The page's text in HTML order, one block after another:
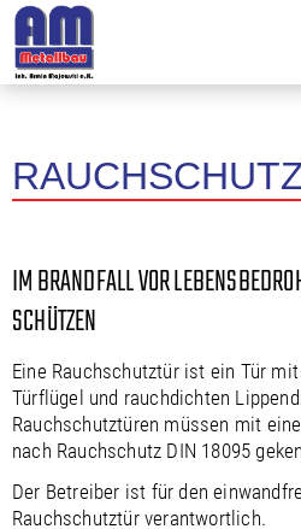
IM BRANDFALL VOR
SCHÜTZEN
Eine Rauchschutztür ist ein Tür
Türflügel und rauchdichten
Rauchschutztüren müssen mit
nach Rauchschutz DIN 18095
Der Betreiber ist für den
Rauchschutztür verantwortlich.